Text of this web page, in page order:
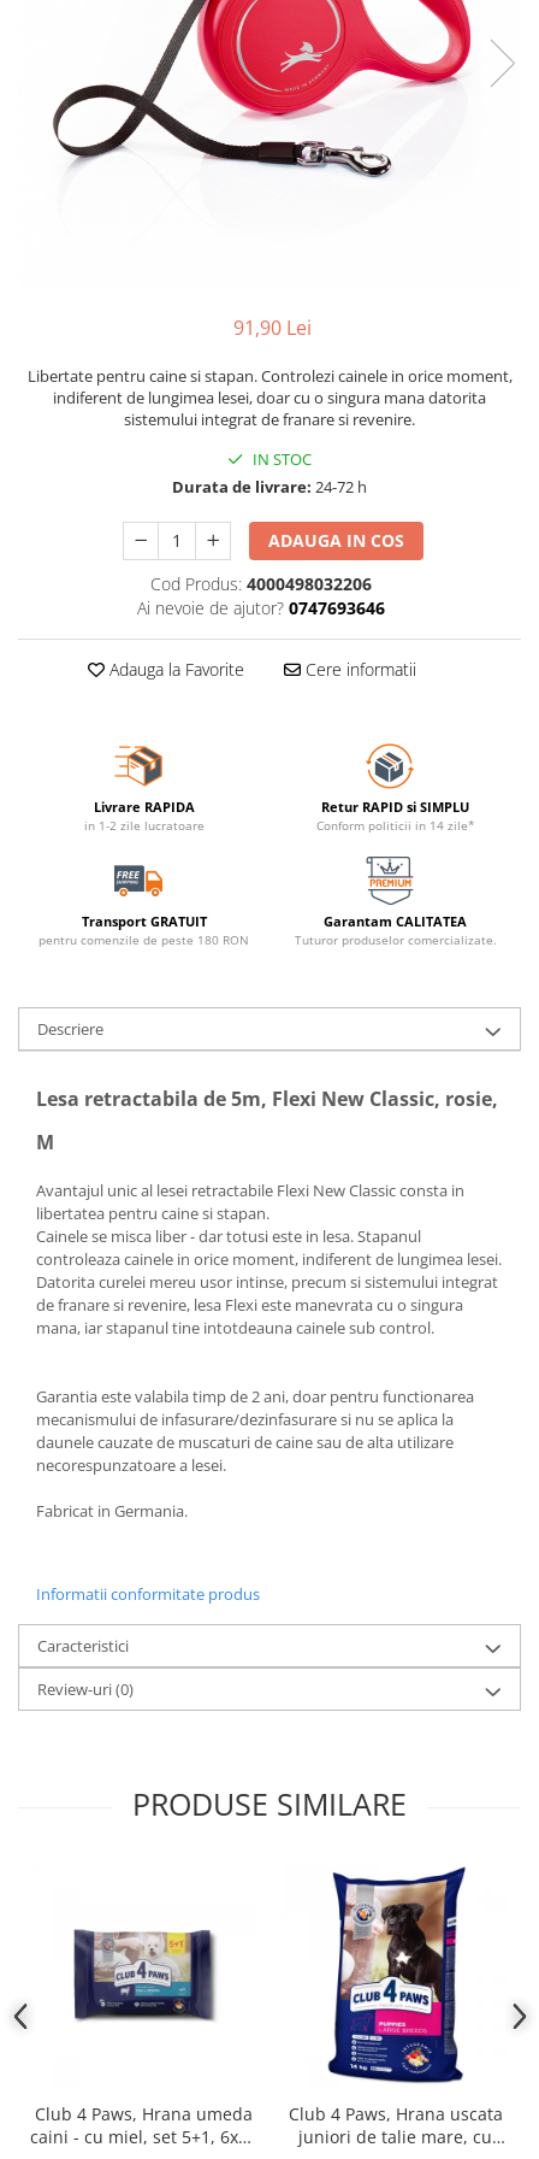
91,90 Lei
Libertate pentru caine si stapan. Controlezi cainele in orice moment,
indiferent de lungimea lesei, doar cu o singura mana datorita
sistemului integrat de franare si revenire.
IN STOC
Durata de livrare: 24-72 h
ADAUGA IN COS
Cod Produs: 4000498032206
Ai nevoie de ajutor? 0747693646
Adauga la Favorite Cere informatii
Livrare RAPIDA
in 1-2 zile lucratoare
Retur RAPID si SIMPLU
Conform politicii in 14 zile*
Transport GRATUIT
pentru comenzile de peste 180 RON
Garantam CALITATEA
Tuturor produselor comercializate.
Descriere
Lesa retractabila de 5m, Flexi New Classic, rosie,
M
Avantajul unic al lesei retractabile Flexi New Classic consta in
libertatea pentru caine si stapan.
Cainele se misca liber - dar totusi este in lesa. Stapanul
controleaza cainele in orice moment, indiferent de lungimea lesei.
Datorita curelei mereu usor intinse, precum si sistemului integrat
de franare si revenire, lesa Flexi este manevrata cu o singura
mana, iar stapanul tine intotdeauna cainele sub control.
Garantia este valabila timp de 2 ani, doar pentru functionarea
mecanismului de infasurare/dezinfasurare si nu se aplica la
daunele cauzate de muscaturi de caine sau de alta utilizare
necorespunzatoare a lesei.
Fabricat in Germania.
Informatii conformitate produs
Caracteristici
Review-uri(0)
PRODUSE SIMILARE
Club 4 Paws, Hrana umeda
caini - cu miel, set 5+1, 6x80
Club 4 Paws, Hrana uscata
juniori de talie mare, cu